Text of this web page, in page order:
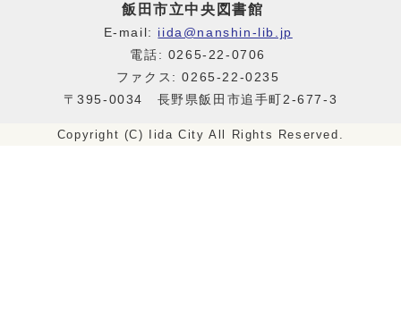
飯田市立中央図書館
E-mail: iida@nanshin-lib.jp
電話: 0265-22-0706
ファクス: 0265-22-0235
〒395-0034 長野県飯田市追手町2-677-3
Copyright (C) Iida City All Rights Reserved.